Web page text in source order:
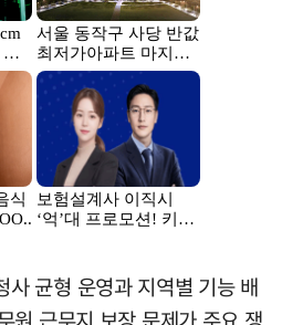
사 균형 운영과 지역별 기능 배